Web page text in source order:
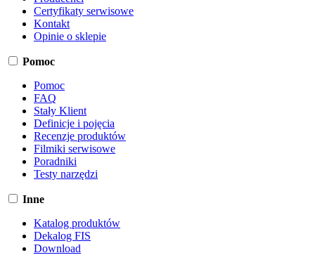
Certyfikaty serwisowe
Kontakt
Opinie o sklepie
Pomoc
Pomoc
FAQ
Stały Klient
Definicje i pojęcia
Recenzje produktów
Filmiki serwisowe
Poradniki
Testy narzędzi
Inne
Katalog produktów
Dekalog FIS
Download